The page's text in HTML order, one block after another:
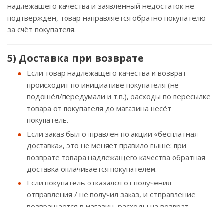
надлежащего качества и заявленный недостаток не
подтверждён, товар направляется обратно покупателю
за счёт покупателя.
5) Доставка при возврате
Если товар надлежащего качества и возврат
происходит по инициативе покупателя (не
подошёл/передумали и т.п.), расходы по пересылке
товара от покупателя до магазина несёт
покупатель.
Если заказ был отправлен по акции «бесплатная
доставка», это не меняет правило выше: при
возврате товара надлежащего качества обратная
доставка оплачивается покупателем.
Если покупатель отказался от получения
отправления / не получил заказ, и отправление